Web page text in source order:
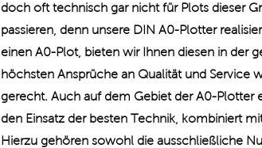
doch oft technisch gar nicht für Plots dieser
passieren, denn unsere DIN A0-Plotter
einen A0-Plot, bieten wir Ihnen diesen in der
höchsten Ansprüche an Qualität und Service
gerecht. Auch auf dem Gebiet der A0-Plotter
den Einsatz der besten Technik, kombiniert
Hierzu gehören sowohl die ausschließliche